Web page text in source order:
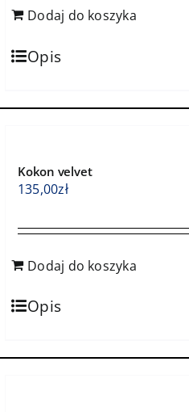
Dodaj do koszyka
Opis
Kokon velvet
135,00zł
Dodaj do koszyka
Opis